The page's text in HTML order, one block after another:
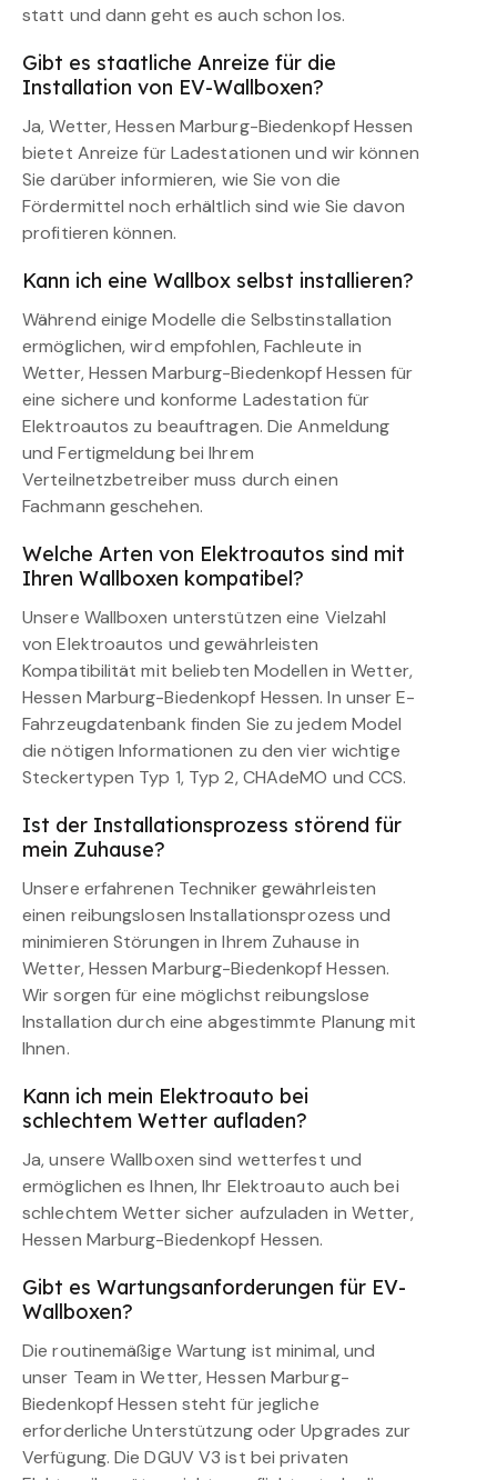
statt und dann geht es auch schon los.
Gibt es staatliche Anreize für die
Installation von EV-Wallboxen?
Ja, Wetter, Hessen Marburg-Biedenkopf Hessen
bietet Anreize für Ladestationen und wir können
Sie darüber informieren, wie Sie von die
Fördermittel noch erhältlich sind wie Sie davon
profitieren können.
Kann ich eine Wallbox selbst installieren?
Während einige Modelle die Selbstinstallation
ermöglichen, wird empfohlen, Fachleute in
Wetter, Hessen Marburg-Biedenkopf Hessen für
eine sichere und konforme Ladestation für
Elektroautos zu beauftragen. Die Anmeldung
und Fertigmeldung bei Ihrem
Verteilnetzbetreiber muss durch einen
Fachmann geschehen.
Welche Arten von Elektroautos sind mit
Ihren Wallboxen kompatibel?
Unsere Wallboxen unterstützen eine Vielzahl
von Elektroautos und gewährleisten
Kompatibilität mit beliebten Modellen in Wetter,
Hessen Marburg-Biedenkopf Hessen. In unser E-
Fahrzeugdatenbank finden Sie zu jedem Model
die nötigen Informationen zu den vier wichtige
Steckertypen Typ 1, Typ 2, CHAdeMO und CCS.
Ist der Installationsprozess störend für
mein Zuhause?
Unsere erfahrenen Techniker gewährleisten
einen reibungslosen Installationsprozess und
minimieren Störungen in Ihrem Zuhause in
Wetter, Hessen Marburg-Biedenkopf Hessen.
Wir sorgen für eine möglichst reibungslose
Installation durch eine abgestimmte Planung mit
Ihnen.
Kann ich mein Elektroauto bei
schlechtem Wetter aufladen?
Ja, unsere Wallboxen sind wetterfest und
ermöglichen es Ihnen, Ihr Elektroauto auch bei
schlechtem Wetter sicher aufzuladen in Wetter,
Hessen Marburg-Biedenkopf Hessen.
Gibt es Wartungsanforderungen für EV-
Wallboxen?
Die routinemäßige Wartung ist minimal, und
unser Team in Wetter, Hessen Marburg-
Biedenkopf Hessen steht für jegliche
erforderliche Unterstützung oder Upgrades zur
Verfügung. Die DGUV V3 ist bei privaten